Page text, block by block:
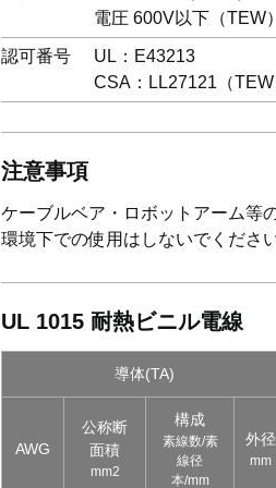
電圧 600V以下（TEW
認可番号
UL：E43213
CSA：LL27121（
注意事項
ケーブルベア・ロボットアーム等
環境下での使用はしないでください
UL 1015 耐熱ビニル電線
導体(TA)
AWG
公称断
面積
mm2
構成
素線数/素
線径
本/mm
外径
mm